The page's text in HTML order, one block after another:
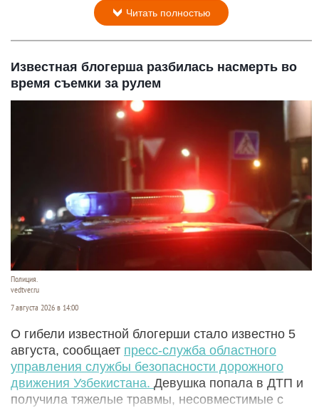
Читать полностью
Известная блогерша разбилась насмерть во
время съемки за рулем
Полиция.
vedtver.ru
7 августа 2026 в 14:00
О гибели известной блогерши стало известно 5
августа, сообщает пресс-служба областного
управления службы безопасности дорожного
движения Узбекистана. Девушка попала в ДТП и
получила тяжелые травмы, несовместимые с